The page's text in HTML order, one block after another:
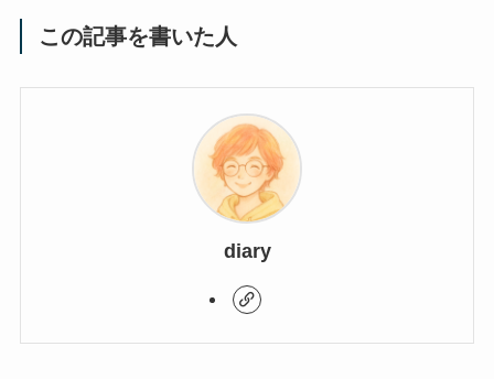
この記事を書いた人
diary